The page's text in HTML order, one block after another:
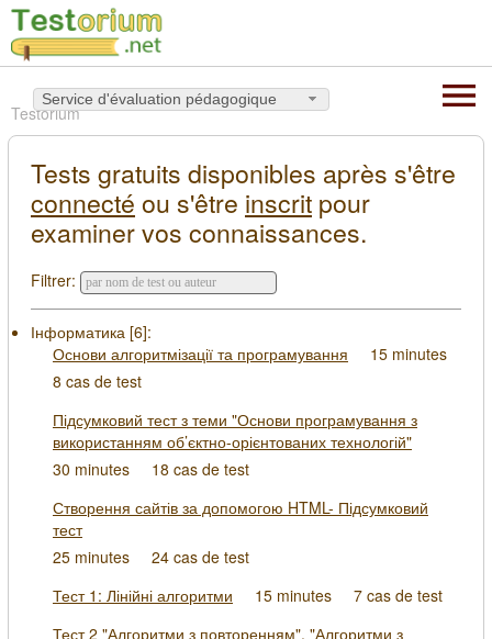
Service d'évaluation pédagogique
Testorium
Tests gratuits disponibles après s'être
connecté ou s'être inscrit pour
examiner vos connaissances.
Filtrer:
Інформатика [6]:
Основи алгоритмізації та програмування
15 minutes
8 cas de test
Підсумковий тест з теми "Основи програмування з
використанням об’єктно-орієнтованих технологій"
30 minutes
18 cas de test
Створення сайтів за допомогою HTML- Підсумковий
тест
25 minutes
24 cas de test
Тест 1: Лінійні алгоритми
15 minutes
7 cas de test
Тест 2 "Алгоритми з повторенням", "Алгоритми з